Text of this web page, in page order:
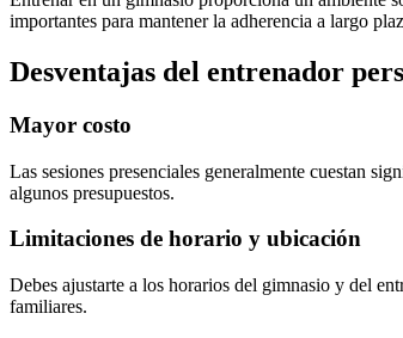
importantes para mantener la adherencia a largo
Desventajas del entrenador
Mayor costo
Las sesiones presenciales generalmente cuestan
algunos presupuestos.
Limitaciones de horario y ubicación
Debes ajustarte a los horarios del gimnasio y del
familiares.